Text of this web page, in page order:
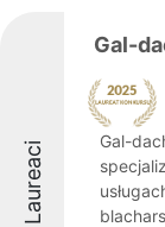
Laureaci
Gal-
Gal-